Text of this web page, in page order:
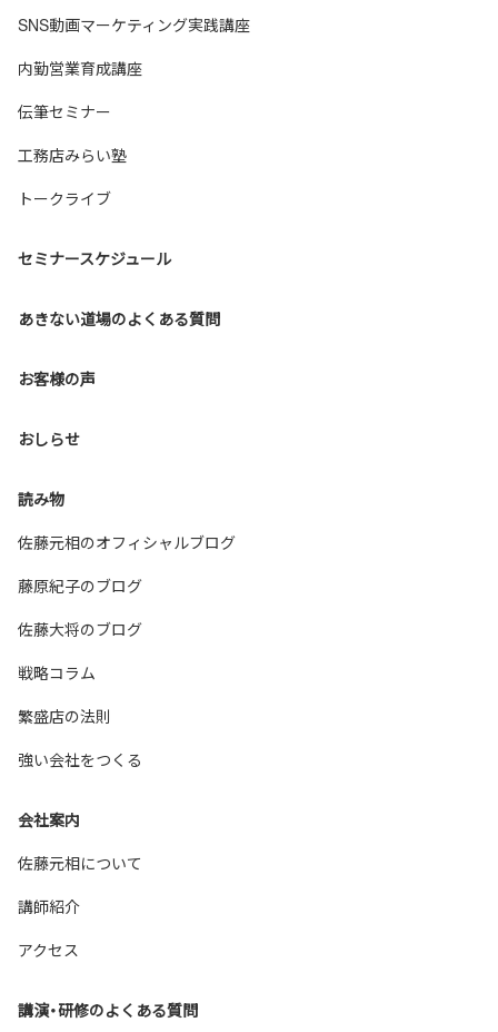
SNS動画マーケティング実践講座
内勤営業育成講座
伝筆セミナー
工務店みらい塾
トークライブ
セミナースケジュール
あきない道場のよくある質問
お客様の声
おしらせ
読み物
佐藤元相のオフィシャルブログ
藤原紀子のブログ
佐藤大将のブログ
戦略コラム
繁盛店の法則
強い会社をつくる
会社案内
佐藤元相について
講師紹介
アクセス
講演・研修のよくある質問